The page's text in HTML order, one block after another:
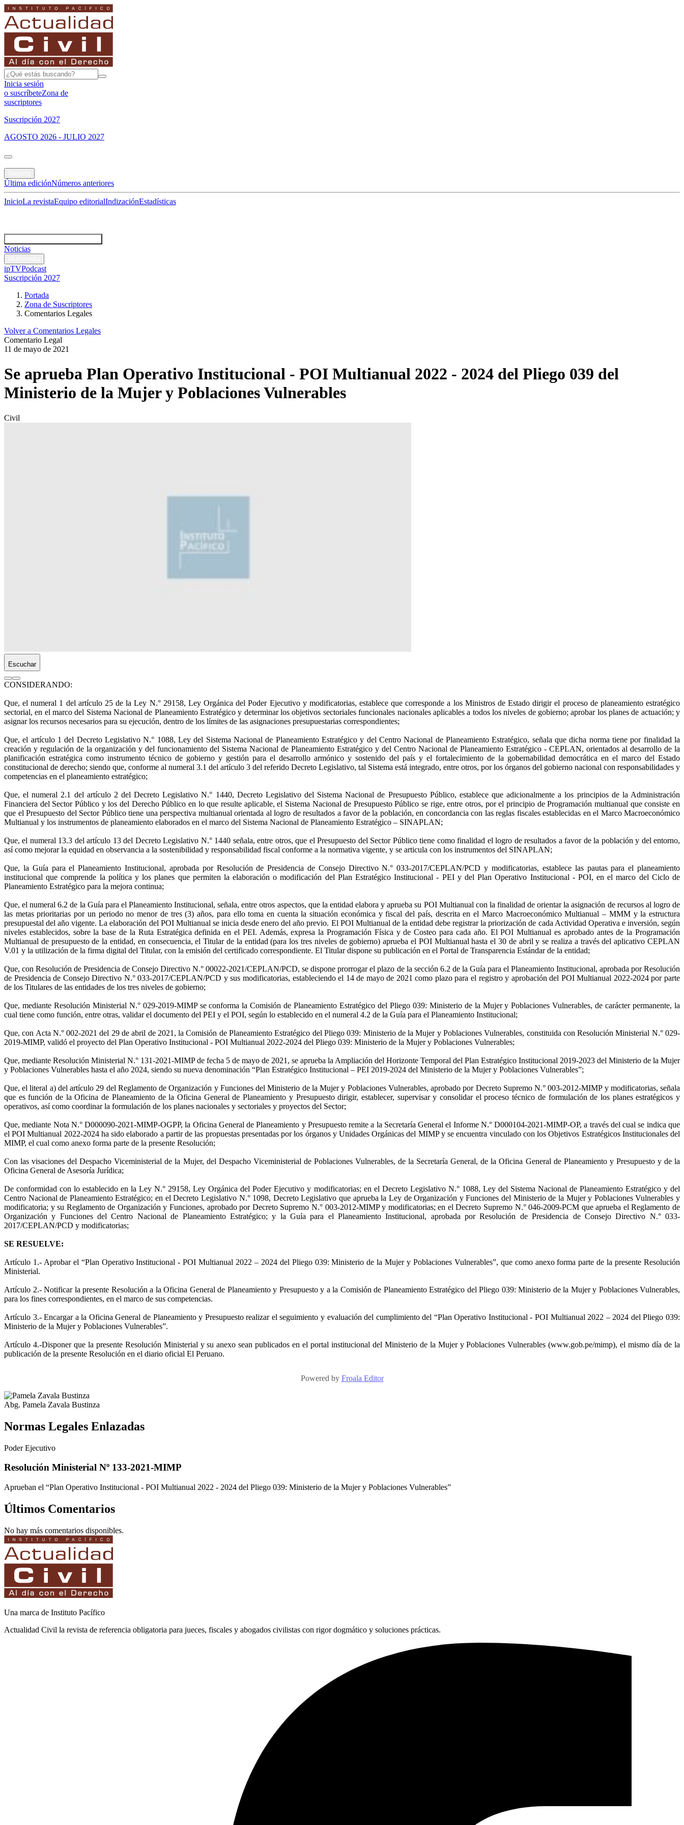
Inicia sesión
o suscríbeteZona de
suscriptores
Suscripción 2027
AGOSTO 2026 - JULIO 2027
Última ediciónNúmeros anteriores
InicioLa revistaEquipo editorialIndizaciónEstadísticas
Noticias
ipTVPodcast
Suscripción 2027
Portada
Zona de Suscriptores
Comentarios Legales
Volver a Comentarios Legales
Comentario Legal
11 de mayo de 2021
Se aprueba Plan Operativo Institucional - POI Multianual 2022 - 2024 del Pliego 039 del
Ministerio de la Mujer y Poblaciones Vulnerables
Civil
Escuchar
CONSIDERANDO:
Que, el numeral 1 del artículo 25 de la Ley N.° 29158, Ley Orgánica del Poder Ejecutivo y modificatorias, establece que corresponde a los Ministros de Estado dirigir el proceso de planeamiento estratégico
sectorial, en el marco del Sistema Nacional de Planeamiento Estratégico y determinar los objetivos sectoriales funcionales nacionales aplicables a todos los niveles de gobierno; aprobar los planes de actuación; y
asignar los recursos necesarios para su ejecución, dentro de los límites de las asignaciones presupuestarias correspondientes;
Que, el artículo 1 del Decreto Legislativo N.° 1088, Ley del Sistema Nacional de Planeamiento Estratégico y del Centro Nacional de Planeamiento Estratégico, señala que dicha norma tiene por finalidad la
creación y regulación de la organización y del funcionamiento del Sistema Nacional de Planeamiento Estratégico y del Centro Nacional de Planeamiento Estratégico - CEPLAN, orientados al desarrollo de la
planificación estratégica como instrumento técnico de gobierno y gestión para el desarrollo armónico y sostenido del país y el fortalecimiento de la gobernabilidad democrática en el marco del Estado
constitucional de derecho; siendo que, conforme al numeral 3.1 del artículo 3 del referido Decreto Legislativo, tal Sistema está integrado, entre otros, por los órganos del gobierno nacional con responsabilidades y
competencias en el planeamiento estratégico;
Que, el numeral 2.1 del artículo 2 del Decreto Legislativo N.° 1440, Decreto Legislativo del Sistema Nacional de Presupuesto Público, establece que adicionalmente a los principios de la Administración
Financiera del Sector Público y los del Derecho Público en lo que resulte aplicable, el Sistema Nacional de Presupuesto Público se rige, entre otros, por el principio de Programación multianual que consiste en
que el Presupuesto del Sector Público tiene una perspectiva multianual orientada al logro de resultados a favor de la población, en concordancia con las reglas fiscales establecidas en el Marco Macroeconómico
Multianual y los instrumentos de planeamiento elaborados en el marco del Sistema Nacional de Planeamiento Estratégico – SINAPLAN;
Que, el numeral 13.3 del artículo 13 del Decreto Legislativo N.° 1440 señala, entre otros, que el Presupuesto del Sector Público tiene como finalidad el logro de resultados a favor de la población y del entorno,
así como mejorar la equidad en observancia a la sostenibilidad y responsabilidad fiscal conforme a la normativa vigente, y se articula con los instrumentos del SINAPLAN;
Que, la Guía para el Planeamiento Institucional, aprobada por Resolución de Presidencia de Consejo Directivo N.° 033-2017/CEPLAN/PCD y modificatorias, establece las pautas para el planeamiento
institucional que comprende la política y los planes que permiten la elaboración o modificación del Plan Estratégico Institucional - PEI y del Plan Operativo Institucional - POI, en el marco del Ciclo de
Planeamiento Estratégico para la mejora continua;
Que, el numeral 6.2 de la Guía para el Planeamiento Institucional, señala, entre otros aspectos, que la entidad elabora y aprueba su POI Multianual con la finalidad de orientar la asignación de recursos al logro de
las metas prioritarias por un periodo no menor de tres (3) años, para ello toma en cuenta la situación económica y fiscal del país, descrita en el Marco Macroeconómico Multianual – MMM y la estructura
presupuestal del año vigente. La elaboración del POI Multianual se inicia desde enero del año previo. El POI Multianual de la entidad debe registrar la priorización de cada Actividad Operativa e inversión, según
niveles establecidos, sobre la base de la Ruta Estratégica definida en el PEI. Además, expresa la Programación Física y de Costeo para cada año. El POI Multianual es aprobado antes de la Programación
Multianual de presupuesto de la entidad, en consecuencia, el Titular de la entidad (para los tres niveles de gobierno) aprueba el POI Multianual hasta el 30 de abril y se realiza a través del aplicativo CEPLAN
V.01 y la utilización de la firma digital del Titular, con la emisión del certificado correspondiente. El Titular dispone su publicación en el Portal de Transparencia Estándar de la entidad;
Que, con Resolución de Presidencia de Consejo Directivo N.° 00022-2021/CEPLAN/PCD, se dispone prorrogar el plazo de la sección 6.2 de la Guía para el Planeamiento Institucional, aprobada por Resolución
de Presidencia de Consejo Directivo N.° 033-2017/CEPLAN/PCD y sus modificatorias, estableciendo el 14 de mayo de 2021 como plazo para el registro y aprobación del POI Multianual 2022-2024 por parte
de los Titulares de las entidades de los tres niveles de gobierno;
Que, mediante Resolución Ministerial N.° 029-2019-MIMP se conforma la Comisión de Planeamiento Estratégico del Pliego 039: Ministerio de la Mujer y Poblaciones Vulnerables, de carácter permanente, la
cual tiene como función, entre otras, validar el documento del PEI y el POI, según lo establecido en el numeral 4.2 de la Guía para el Planeamiento Institucional;
Que, con Acta N.° 002-2021 del 29 de abril de 2021, la Comisión de Planeamiento Estratégico del Pliego 039: Ministerio de la Mujer y Poblaciones Vulnerables, constituida con Resolución Ministerial N.° 029-
2019-MIMP, validó el proyecto del Plan Operativo Institucional - POI Multianual 2022-2024 del Pliego 039: Ministerio de la Mujer y Poblaciones Vulnerables;
Que, mediante Resolución Ministerial N.° 131-2021-MIMP de fecha 5 de mayo de 2021, se aprueba la Ampliación del Horizonte Temporal del Plan Estratégico Institucional 2019-2023 del Ministerio de la Mujer
y Poblaciones Vulnerables hasta el año 2024, siendo su nueva denominación “Plan Estratégico Institucional – PEI 2019-2024 del Ministerio de la Mujer y Poblaciones Vulnerables”;
Que, el literal a) del artículo 29 del Reglamento de Organización y Funciones del Ministerio de la Mujer y Poblaciones Vulnerables, aprobado por Decreto Supremo N.° 003-2012-MIMP y modificatorias, señala
que es función de la Oficina de Planeamiento de la Oficina General de Planeamiento y Presupuesto dirigir, establecer, supervisar y consolidar el proceso técnico de formulación de los planes estratégicos y
operativos, así como coordinar la formulación de los planes nacionales y sectoriales y proyectos del Sector;
Que, mediante Nota N.° D000090-2021-MIMP-OGPP, la Oficina General de Planeamiento y Presupuesto remite a la Secretaría General el Informe N.° D000104-2021-MIMP-OP, a través del cual se indica que
el POI Multianual 2022-2024 ha sido elaborado a partir de las propuestas presentadas por los órganos y Unidades Orgánicas del MIMP y se encuentra vinculado con los Objetivos Estratégicos Institucionales del
MIMP, el cual como anexo forma parte de la presente Resolución;
Con las visaciones del Despacho Viceministerial de la Mujer, del Despacho Viceministerial de Poblaciones Vulnerables, de la Secretaría General, de la Oficina General de Planeamiento y Presupuesto y de la
Oficina General de Asesoría Jurídica;
De conformidad con lo establecido en la Ley N.° 29158, Ley Orgánica del Poder Ejecutivo y modificatorias; en el Decreto Legislativo N.° 1088, Ley del Sistema Nacional de Planeamiento Estratégico y del
Centro Nacional de Planeamiento Estratégico; en el Decreto Legislativo N.° 1098, Decreto Legislativo que aprueba la Ley de Organización y Funciones del Ministerio de la Mujer y Poblaciones Vulnerables y
modificatoria; y su Reglamento de Organización y Funciones, aprobado por Decreto Supremo N.° 003-2012-MIMP y modificatorias; en el Decreto Supremo N.° 046-2009-PCM que aprueba el Reglamento de
Organización y Funciones del Centro Nacional de Planeamiento Estratégico; y la Guía para el Planeamiento Institucional, aprobada por Resolución de Presidencia de Consejo Directivo N.° 033-
2017/CEPLAN/PCD y modificatorias;
SE RESUELVE:
Artículo 1.- Aprobar el “Plan Operativo Institucional - POI Multianual 2022 – 2024 del Pliego 039: Ministerio de la Mujer y Poblaciones Vulnerables”, que como anexo forma parte de la presente Resolución
Ministerial.
Artículo 2.- Notificar la presente Resolución a la Oficina General de Planeamiento y Presupuesto y a la Comisión de Planeamiento Estratégico del Pliego 039: Ministerio de la Mujer y Poblaciones Vulnerables,
para los fines correspondientes, en el marco de sus competencias.
Artículo 3.- Encargar a la Oficina General de Planeamiento y Presupuesto realizar el seguimiento y evaluación del cumplimiento del “Plan Operativo Institucional - POI Multianual 2022 – 2024 del Pliego 039:
Ministerio de la Mujer y Poblaciones Vulnerables”.
Artículo 4.-Disponer que la presente Resolución Ministerial y su anexo sean publicados en el portal institucional del Ministerio de la Mujer y Poblaciones Vulnerables (www.gob.pe/mimp), el mismo día de la
publicación de la presente Resolución en el diario oficial El Peruano.
Powered by Froala Editor
Abg. Pamela Zavala Bustinza
Normas Legales Enlazadas
Poder Ejecutivo
Resolución Ministerial Nº 133-2021-MIMP
Aprueban el “Plan Operativo Institucional - POI Multianual 2022 - 2024 del Pliego 039: Ministerio de la Mujer y Poblaciones Vulnerables”
Últimos Comentarios
No hay más comentarios disponibles.
Una marca de Instituto Pacífico
Actualidad Civil la revista de referencia obligatoria para jueces, fiscales y abogados civilistas con rigor dogmático y soluciones prácticas.